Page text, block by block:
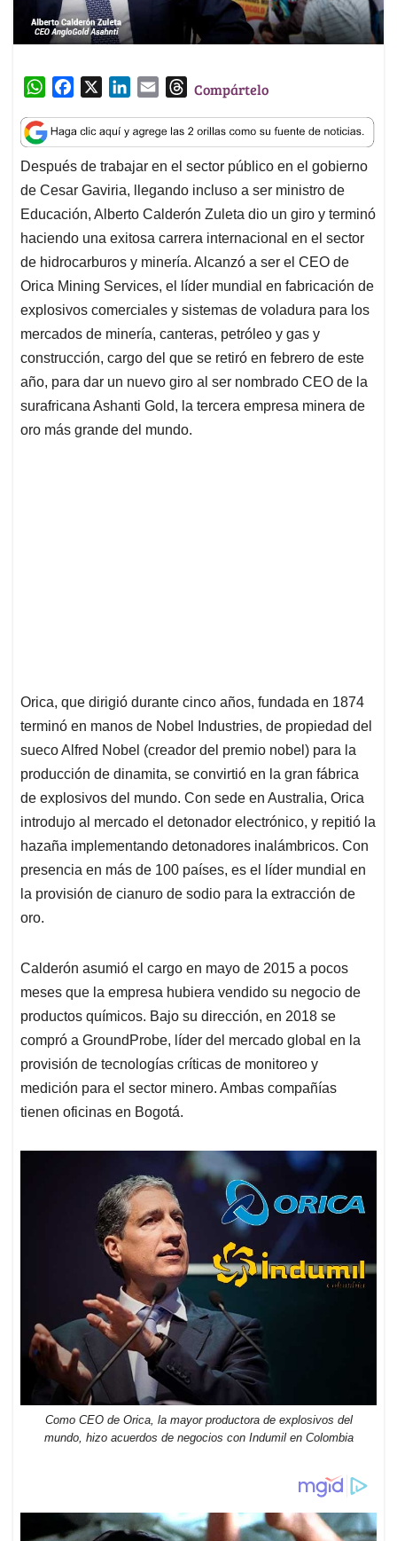
W
a
t
s
A
p
p
c
e
b
o
o
k
n
k
e
d
I
n
a
i
l
T
r
e
a
d
s
Compártelo
Después de trabajar en el sector público en el gobierno
de Cesar Gaviria, llegando incluso a ser ministro de
Educación, Alberto Calderón Zuleta dio un giro y terminó
haciendo una exitosa carrera internacional en el sector
de hidrocarburos y minería. Alcanzó a ser el CEO de
Orica Mining Services, el líder mundial en fabricación de
explosivos comerciales y sistemas de voladura para los
mercados de minería, canteras, petróleo y gas y
construcción, cargo del que se retiró en febrero de este
año, para dar un nuevo giro al ser nombrado CEO de la
surafricana Ashanti Gold, la tercera empresa minera de
oro más grande del mundo.
Orica, que dirigió durante cinco años, fundada en 1874
terminó en manos de Nobel Industries, de propiedad del
sueco Alfred Nobel (creador del premio nobel) para la
producción de dinamita, se convirtió en la gran fábrica
de explosivos del mundo. Con sede en Australia, Orica
introdujo al mercado el detonador electrónico, y repitió la
hazaña implementando detonadores inalámbricos. Con
presencia en más de 100 países, es el líder mundial en
la provisión de cianuro de sodio para la extracción de
oro.
Calderón asumió el cargo en mayo de 2015 a pocos
meses que la empresa hubiera vendido su negocio de
productos químicos. Bajo su dirección, en 2018 se
compró a GroundProbe, líder del mercado global en la
provisión de tecnologías críticas de monitoreo y
medición para el sector minero. Ambas compañías
tienen oficinas en Bogotá.
Como CEO de Orica, la mayor productora de explosivos del
mundo, hizo acuerdos de negocios con Indumil en Colombia